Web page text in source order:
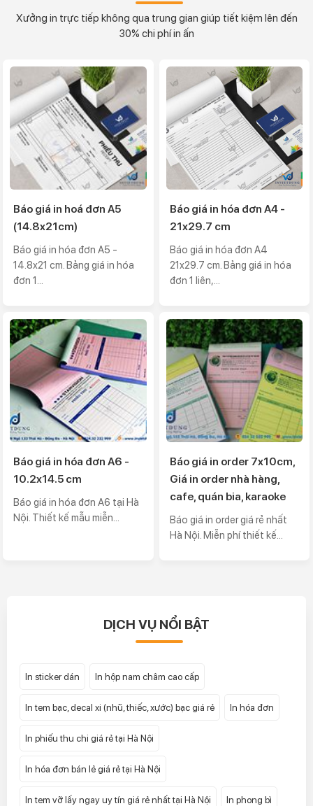
Xưởng in trực tiếp không qua trung gian giúp tiết kiệm lên đến
30% chi phí in ấn
Báo giá in hoá đơn A5
(14.8x21cm)
Báo giá in hóa đơn A5 -
14.8x21 cm. Bảng giá in hóa
đơn 1...
Báo giá in hóa đơn A4 -
21x29.7 cm
Báo giá in hóa đơn A4
21x29.7 cm. Bảng giá in hóa
đơn 1 liên,...
Báo giá in hóa đơn A6 -
10.2x14.5 cm
Báo giá in hóa đơn A6 tại Hà
Nội. Thiết kế mẫu miễn...
Báo giá in order 7x10cm,
Giá in order nhà hàng,
cafe, quán bia, karaoke
Báo giá in order giá rẻ nhất
Hà Nội. Miễn phí thiết kế...
DỊCH VỤ NỔI BẬT
In sticker dán In hộp nam châm cao cấp
In tem bạc, decal xi (nhũ, thiếc, xước) bạc giá rẻ In hóa đơn
In phiếu thu chi giá rẻ tại Hà Nội
In hóa đơn bán lẻ giá rẻ tại Hà Nội
In tem vỡ lấy ngay uy tín giá rẻ nhất tại Hà Nội In phong bì